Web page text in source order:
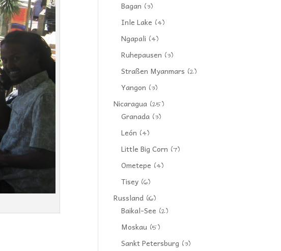
Bagan (3)
Inle Lake (4)
Ngapali (4)
Ruhepausen (3)
Straßen Myanmars (2)
Yangon (3)
Nicaragua (25)
Granada (3)
León (4)
Little Big Corn (7)
Ometepe (4)
Tisey (6)
Russland (16)
Baikal-See (2)
Moskau (5)
Sankt Petersburg (3)